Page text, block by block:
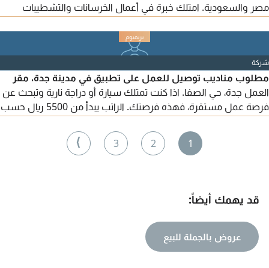
مصر والسعودية. امتلك خبرة في أعمال الخرسانات والتشطيبات
الجودة واستلام الأعمال متواجد حاليا في الرياض - رخصة قيادة سارية
شركة
مطلوب مناديب توصيل للعمل على تطبيق في مدينة جدة، مقر
العمل جدة، حي الصفا. اذا كنت تمتلك سيارة أو دراجة نارية وتبحث عن
فرصة عمل مستقرة، فهذه فرصتك. الراتب يبدأ من 5500 ريال حسب
توفر سيارة أو دراجة نارية. لا يوجد نقل كفالة. التقديم متاح الآن،
والأولوية لمن يسجل أولا حتى اكتمال العدد المطلوب. للتواصل عبر
1
2
3
⟩
قد يهمك أيضاً:
عروض بالجملة للبيع